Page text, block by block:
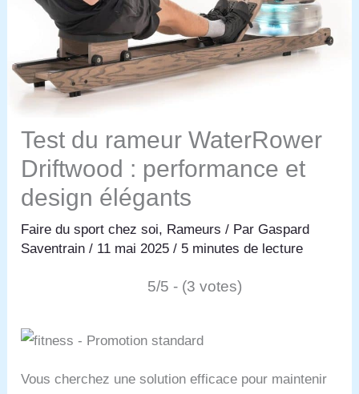
Test du rameur WaterRower
Driftwood : performance et
design élégants
Faire du sport chez soi, Rameurs / ParGaspard
Saventrain/ 11 mai 2025/ 5 minutes de lecture
5/5 - (3 votes)
Vous cherchez une solution efficace pour maintenir